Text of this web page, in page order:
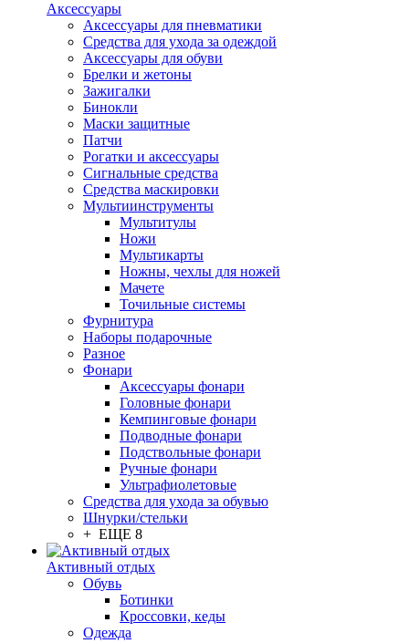
Аксессуары
Аксессуары для пневматики
Средства для ухода за одеждой
Аксессуары для обуви
Брелки и жетоны
Зажигалки
Бинокли
Маски защитные
Патчи
Рогатки и аксессуары
Сигнальные средства
Средства маскировки
Мультиинструменты
Мультитулы
Ножи
Мультикарты
Ножны, чехлы для ножей
Мачете
Точильные системы
Фурнитура
Наборы подарочные
Разное
Фонари
Аксессуары фонари
Головные фонари
Кемпинговые фонари
Подводные фонари
Подствольные фонари
Ручные фонари
Ультрафиолетовые
Средства для ухода за обувью
Шнурки/стельки
+ ЕЩЕ 8
Активный отдых
Обувь
Ботинки
Кроссовки, кеды
Одежда